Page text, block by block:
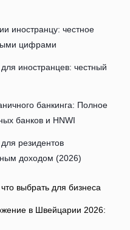
иностранцу: честное
цифрами
иностранцев: честный
банкинга: Полное
банков и HNWI
резидентов
доходом (2026)
выбрать для бизнеса
в Швейцарии 2026: